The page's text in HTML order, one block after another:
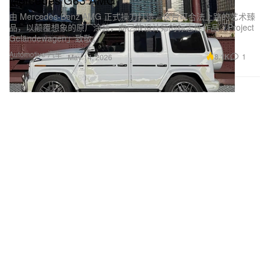
Automotive 汽车
由 Mercedes-Benz AMG 正式操刀打造，这台可合法上路的艺术臻
品，以颠覆想象的原厂涂装，向已故设计师的标志性作品「Project
Geländewagen」致敬。
May 14, 2026 8.1K 1